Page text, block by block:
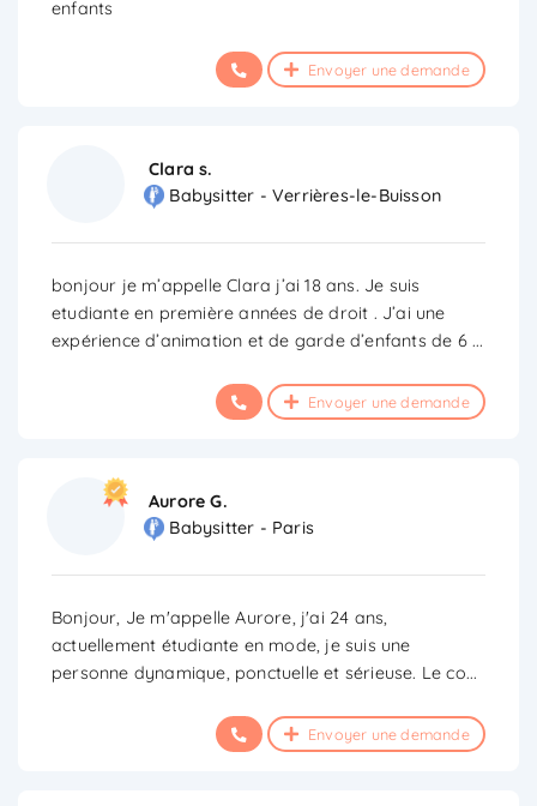
enfants
Envoyer une demande
Clara s.
Babysitter - Verrières-le-Buisson
bonjour je m’appelle Clara j’ai 18 ans. Je suis
etudiante en première années de droit . J’ai une
expérience d’animation et de garde d’enfants de 6...
Envoyer une demande
Aurore G.
Babysitter - Paris
Bonjour, Je m'appelle Aurore, j'ai 24 ans,
actuellement étudiante en mode, je suis une
personne dynamique, ponctuelle et sérieuse. Le co...
Envoyer une demande